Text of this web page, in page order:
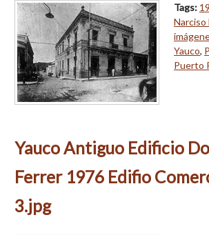
Tags:
Narciso
Yauco,
Puerto
Yauco Antiguo Edificio
Ferrer 1976 Edifio
3.jpg